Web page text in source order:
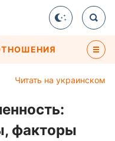
Читать на украинском
факторы